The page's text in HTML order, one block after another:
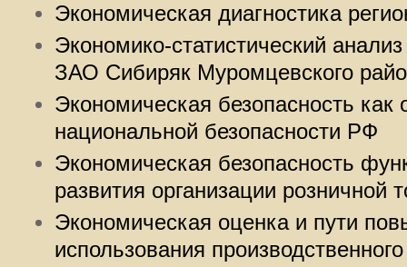
Экономическая диагностика
Экономико-статистический
ЗАО Сибиряк Муромцевского
Экономическая безопасность как
национальной безопасности РФ
Экономическая безопасность
развития организации розничной
Экономическая оценка и пути
использования